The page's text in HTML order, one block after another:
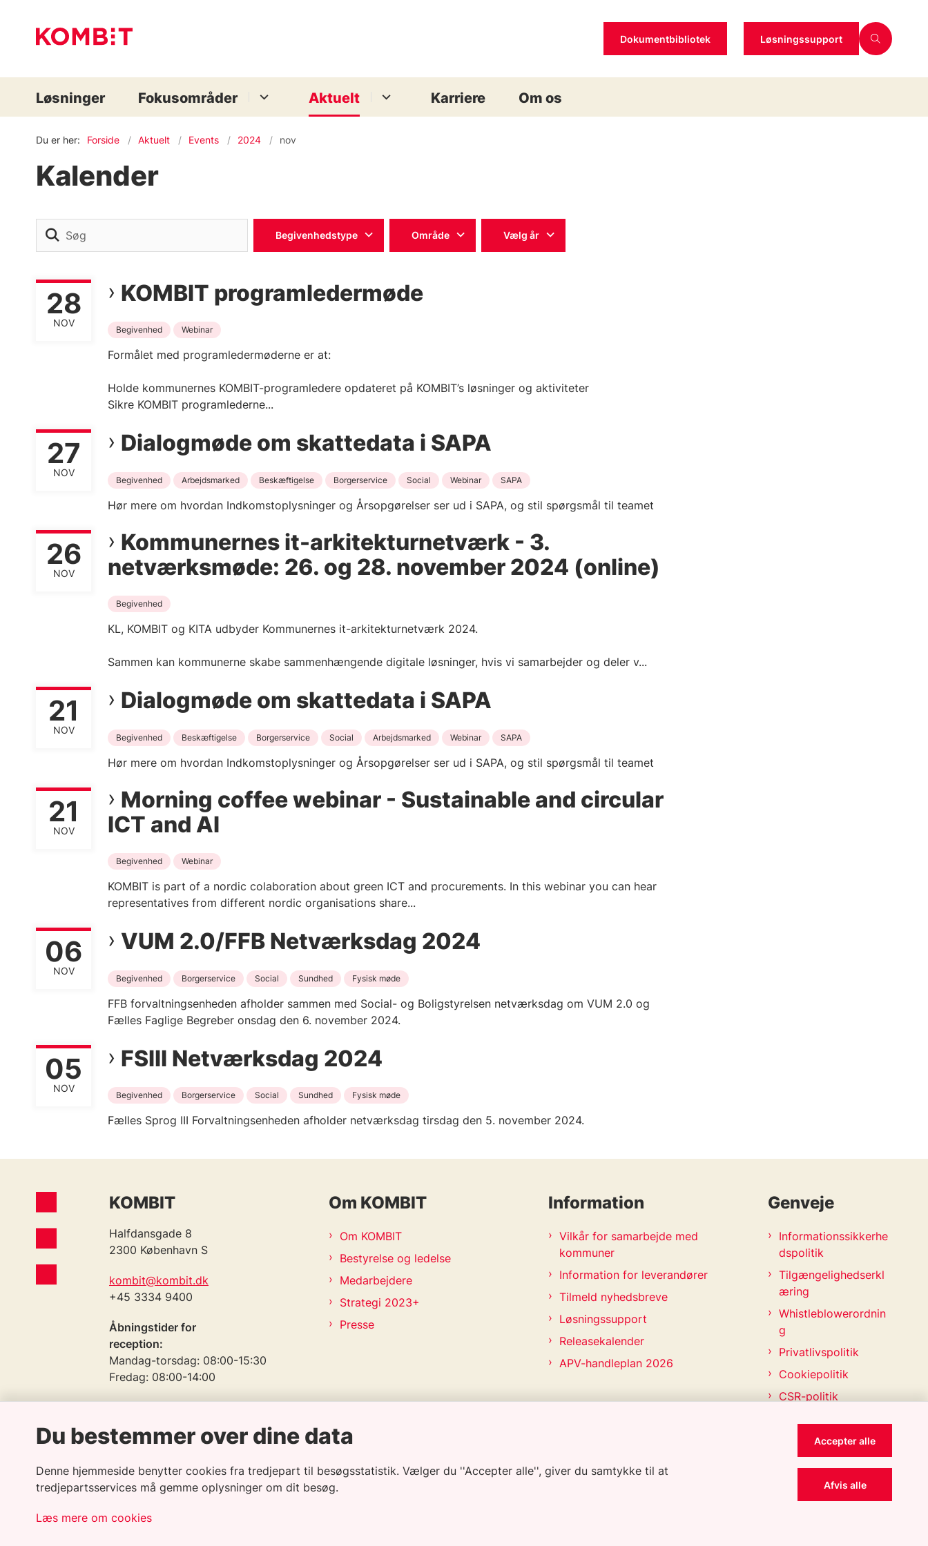
Dokumentbibliotek Løsningssupport
Løsninger Fokusområder Aktuelt Karriere Om os
Du er her: Forside Aktuelt Events 2024 nov
Kalender
Begivenhedstype Område Vælg år
KOMBIT programledermøde
28
NOV
Begivenhed Webinar
Formålet med programledermøderne er at:
Holde kommunernes KOMBIT-programledere opdateret på KOMBIT’s løsninger og aktiviteter
Sikre KOMBIT programlederne...
Dialogmøde om skattedata i SAPA
27
NOV
Begivenhed Arbejdsmarked Beskæftigelse Borgerservice Social Webinar SAPA
Hør mere om hvordan Indkomstoplysninger og Årsopgørelser ser ud i SAPA, og stil spørgsmål til teamet
Kommunernes it-arkitekturnetværk - 3.
netværksmøde: 26. og 28. november 2024 (online)
26
NOV
Begivenhed
KL, KOMBIT og KITA udbyder Kommunernes it-arkitekturnetværk 2024.
Sammen kan kommunerne skabe sammenhængende digitale løsninger, hvis vi samarbejder og deler v...
Dialogmøde om skattedata i SAPA
21
NOV
Begivenhed Beskæftigelse Borgerservice Social Arbejdsmarked Webinar SAPA
Hør mere om hvordan Indkomstoplysninger og Årsopgørelser ser ud i SAPA, og stil spørgsmål til teamet
Morning coffee webinar - Sustainable and circular
ICT and AI
21
NOV
Begivenhed Webinar
KOMBIT is part of a nordic colaboration about green ICT and procurements. In this webinar you can hear
representatives from different nordic organisations share...
VUM 2.0/FFB Netværksdag 2024
06
NOV
Begivenhed Borgerservice Social Sundhed Fysisk møde
FFB forvaltningsenheden afholder sammen med Social- og Boligstyrelsen netværksdag om VUM 2.0 og
Fælles Faglige Begreber onsdag den 6. november 2024.
FSIII Netværksdag 2024
05
NOV
Begivenhed Borgerservice Social Sundhed Fysisk møde
Fælles Sprog III Forvaltningsenheden afholder netværksdag tirsdag den 5. november 2024.
KOMBIT
Halfdansgade 8
2300 København S
kombit@kombit.dk
+45 3334 9400
Åbningstider for
reception:
Mandag-torsdag: 08:00-15:30
Fredag: 08:00-14:00
Mandag-torsdag: 09:00-15:30
Fredag: 09:00-14:00
CVR: 19435075
EAN: 5790001969370
Om KOMBIT
Om KOMBIT
Bestyrelse og ledelse
Medarbejdere
Strategi 2023+
Presse
Information
Vilkår for samarbejde med
kommuner
Information for leverandører
Tilmeld nyhedsbreve
Løsningssupport
Releasekalender
APV-handleplan 2026
Genveje
Informationssikkerhe
dspolitik
Tilgængelighedserkl
æring
Whistleblowerordnin
g
Privatlivspolitik
Cookiepolitik
CSR-politik
Du bestemmer over dine data
Denne hjemmeside benytter cookies fra tredjepart til besøgsstatistik. Vælger du ''Accepter alle'', giver du samtykke til at
tredjepartsservices må gemme oplysninger om dit besøg.
Læs mere om cookies
Accepter alle
Afvis alle